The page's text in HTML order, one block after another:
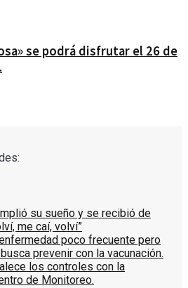
se podrá disfrutar el 26 de
su sueño y se recibió de
me caí, volví”
poco frecuente pero
prevenir con la vacunación.
los controles con la
de Monitoreo.